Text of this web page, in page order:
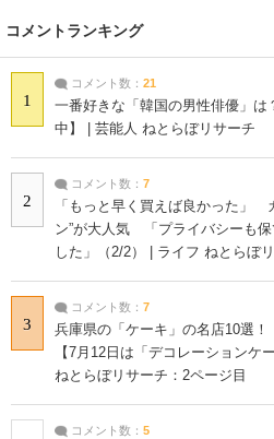
コメントランキング
1
コメント数： 21
一番好きな「韓国の男性俳優」は
中】 | 芸能人 ねとらぼリサーチ
2
コメント数： 7
「もっと早く買えば良かった」
ン”が大人気 「プライバシーも
した」（2/2） | ライフ ねとらぼ
3
コメント数： 7
兵庫県の「ケーキ」の名店10選
【7月12日は「デコレーションケ
ねとらぼリサーチ：2ページ目
コメント数： 5